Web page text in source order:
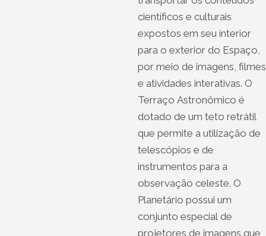
científicos e culturais
expostos em seu interior
para o exterior do Espaço,
por meio de imagens, filmes
e atividades interativas. O
Terraço Astronômico é
dotado de um teto retrátil
que permite a utilização de
telescópios e de
instrumentos para a
observação celeste. O
Planetário possui um
conjunto especial de
projetores de imagens que